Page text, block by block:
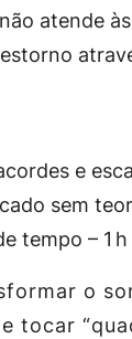
atende
e
sem
tempo – 1
o
tocar